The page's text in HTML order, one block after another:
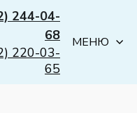
244-04-
68
220-03-
65
МЕНЮ